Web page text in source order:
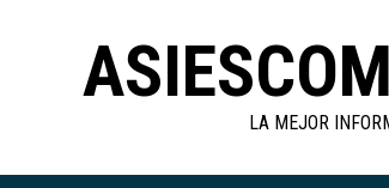
LA MEJOR